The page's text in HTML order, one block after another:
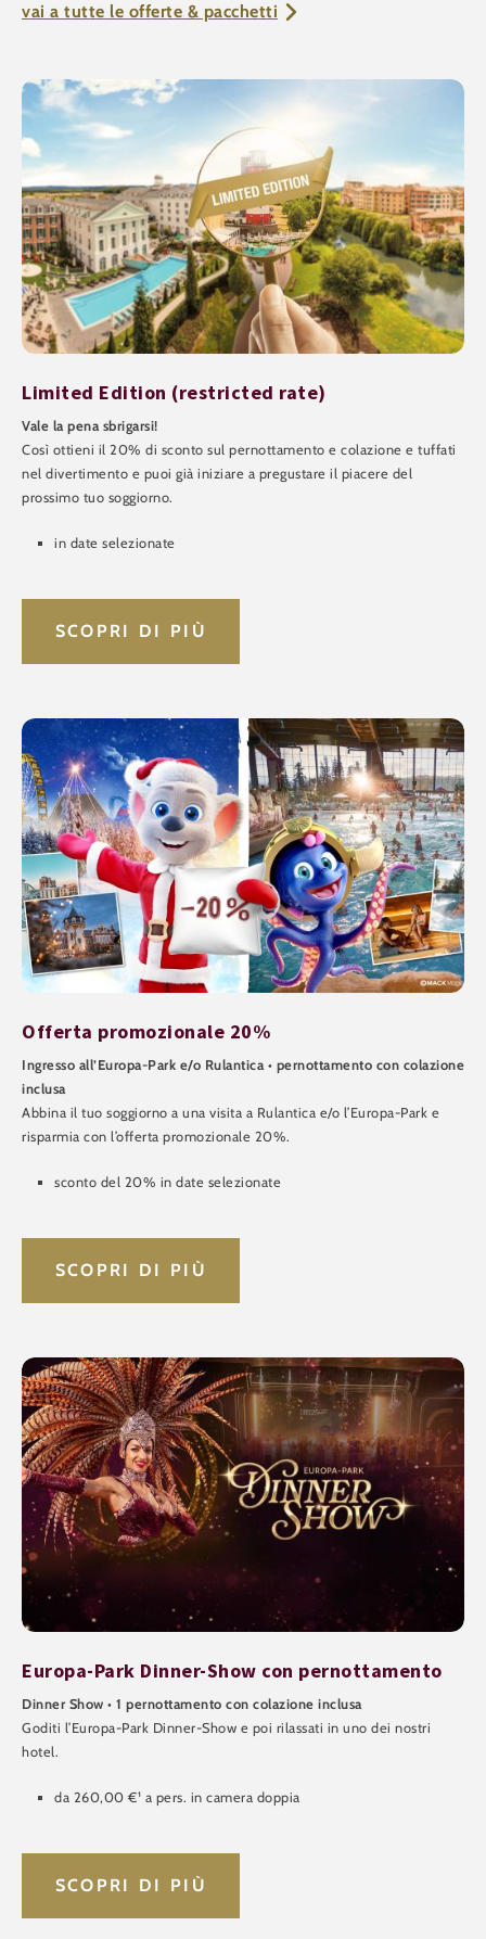
vai a tutte le offerte & pacchetti
Limited Edition (restricted rate)
Vale la pena sbrigarsi!
Così ottieni il 20% di sconto sul pernottamento e colazione e tuffati
nel divertimento e puoi già iniziare a pregustare il piacere del
prossimo tuo soggiorno.
in date selezionate
SCOPRI DI PIÙ
Offerta promozionale 20%
Ingresso all’Europa-Park e/o Rulantica • pernottamento con colazione
inclusa
Abbina il tuo soggiorno a una visita a Rulantica e/o l’Europa-Park e
risparmia con l’offerta promozionale 20%.
sconto del 20% in date selezionate
SCOPRI DI PIÙ
Europa-Park Dinner-Show con pernottamento
Dinner Show • 1 pernottamento con colazione inclusa
Goditi l’Europa-Park Dinner-Show e poi rilassati in uno dei nostri
hotel.
da 260,00 €¹ a pers. in camera doppia
SCOPRI DI PIÙ